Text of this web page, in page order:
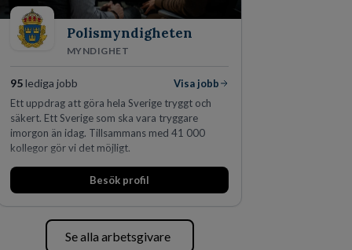
Polismyndigheten
MYNDIGHET
95lediga jobb
Visa jobb
Ett uppdrag att göra hela Sverige tryggt och
säkert. Ett Sverige som ska vara tryggare
imorgon än idag. Tillsammans med 41 000
kollegor gör vi det möjligt.
Besök profil
Se alla arbetsgivare